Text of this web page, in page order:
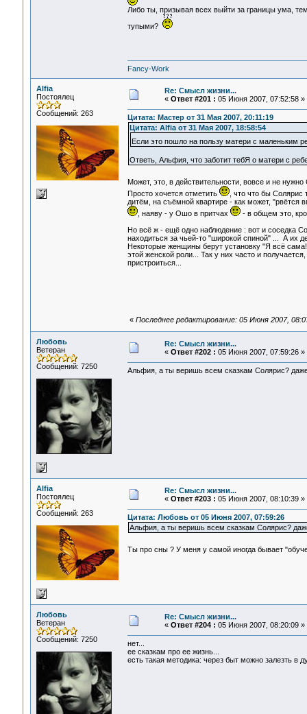
Либо ты, призывая всех выйти за границы ума,
тупыми?
Fancy-Work
Alfia
Постоялец
Сообщений: 263
Re: Смысл жизни...
« Ответ #201 : 05 Июня 2007, 07:52:58 »
Цитата: Мастер от 31 Мая 2007, 20:11:19
Цитата: Alfia от 31 Мая 2007, 18:58:54
Если это пошло на пользу матери с маленьким
Ответь, Альфия, что заботит тебЯ о матери с
Может, это, в действительности, вовсе и не
Просто хочется отметить
, что что бы Солярис
дитём, на съёмной квартире - как может, "рвётся
, наяву - у Ошо в притчах
- в общем это,
Но всё ж - ещё одно наблюдение : вот и соседка
находиться за чьей-то "широкой спиной" ... А их
Некоторые женщины берут установку "Я всё
этой женской роли... Так у них часто и
пристроиться...
« Последнее редактирование: 05 Июня 2007,
Любовь
Ветеран
Сообщений: 7250
Re: Смысл жизни...
« Ответ #202 : 05 Июня 2007, 07:59:26 »
Альфия, а ты веришь всем сказкам Солярис?
Alfia
Постоялец
Сообщений: 263
Re: Смысл жизни...
« Ответ #203 : 05 Июня 2007, 08:10:39 »
Цитата: Любовь от 05 Июня 2007, 07:59:26
Альфия, а ты веришь всем сказкам Солярис?
Ты про сны ? У меня у самой иногда бывает
Любовь
Ветеран
Сообщений: 7250
Re: Смысл жизни...
« Ответ #204 : 05 Июня 2007, 08:20:09 »
нет...
ее сказкам про ее жизнь...
есть такая методика: через быт можно залезть в